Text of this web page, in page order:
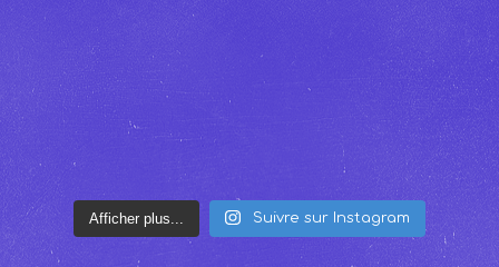
Afficher plus... Suivre sur Instagram